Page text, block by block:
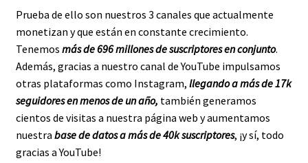
Prueba de ello son nuestros 3 canales que actualmente
monetizan y que están en constante crecimiento.
Tenemos más de 696 millones de suscriptores en conjunto.
Además, gracias a nuestro canal de YouTube impulsamos
otras plataformas como Instagram, llegando a más de 17k
seguidores en menos de un año, también generamos
cientos de visitas a nuestra página web y aumentamos
nuestra base de datos a más de 40k suscriptores, ¡y sí, todo
gracias a YouTube!